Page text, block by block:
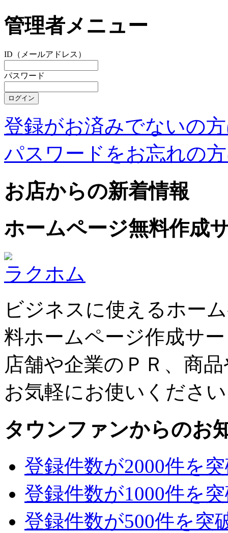
管理者メニュー
ID（メールアドレス）
パスワード
登録がお済みでないの
パスワードをお忘れの
お店からの新着情報
ホームページ無料作成
ラクホム
ビジネスに使えるホー
料ホームページ作成サ
店舗や企業のＰＲ、商
お気軽にお使いくださ
タウンファンからのお
登録件数が2000件を
登録件数が1000件を
登録件数が500件を突